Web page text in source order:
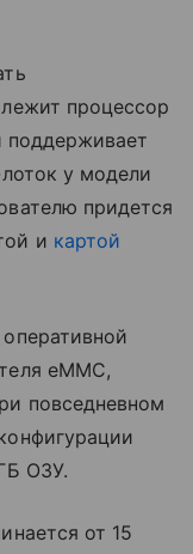
процессор
поддерживает
у модели
придется
и картой
eMMC,
повседневном
ОЗУ.
от 15